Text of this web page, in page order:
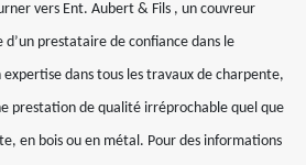
vers Ent. Aubert & Fils , un couvreur
prestataire de confiance dans le
dans tous les travaux de charpente,
prestation de qualité irréprochable quel que
en bois ou en métal. Pour des informations